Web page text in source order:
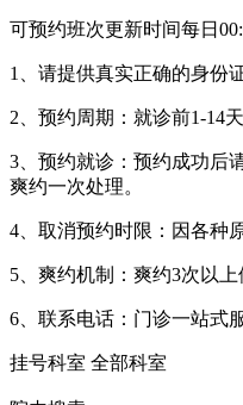
可预约班次更新时间每日
1、请提供真实正确的身份
2、预约周期：就诊前1-14
3、预约就诊：预约成功后
爽约一次处理。
4、取消预约时限：因各种
5、爽约机制：爽约3次以
6、联系电话：门诊一站式
挂号科室 全部科室